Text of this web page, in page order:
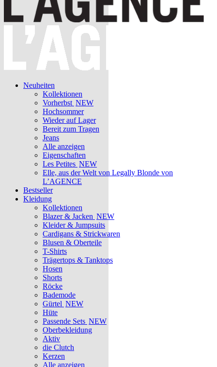
Neuheiten
Kollektionen
Vorherbst NEW
Hochsommer
Wieder auf Lager
Bereit zum Tragen
Jeans
Alle anzeigen
Eigenschaften
Les Petites NEW
Elle, aus der Welt von Legally Blonde von
L’AGENCE
Bestseller
Kleidung
Kollektionen
Blazer & Jacken NEW
Kleider & Jumpsuits
Cardigans & Strickwaren
Blusen & Oberteile
T-Shirts
Trägertops & Tanktops
Hosen
Shorts
Röcke
Bademode
Gürtel NEW
Hüte
Passende Sets NEW
Oberbekleidung
Aktiv
die Clutch
Kerzen
Alle anzeigen